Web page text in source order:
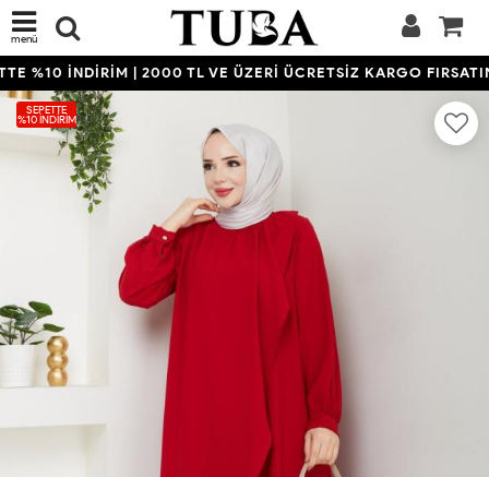
menü
%10 İNDİRİM | 2000 TL VE ÜZERİ ÜCRETSİZ KARGO
SEPETTE
%10 İNDIRIM